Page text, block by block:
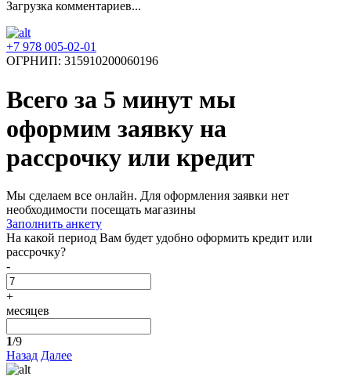
Загрузка комментариев...
+7 978 005-02-01
ОГРНИП: 315910200060196
Всего за 5 минут мы
оформим заявку на
рассрочку или кредит
Мы сделаем все онлайн. Для оформления заявки нет
необходимости посещать магазины
Заполнить анкету
На какой период Вам будет удобно оформить кредит или
рассрочку?
-
+
месяцев
1/9
Назад Далее